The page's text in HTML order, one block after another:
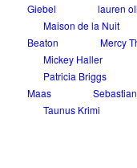
Giebel
lauren
Maison de la Nuit
Beaton
Mercy
Mickey Haller
Patricia Briggs
Maas
Taunus Krimi